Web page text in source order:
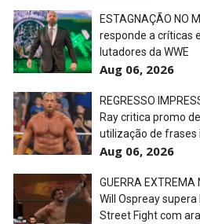
ESTAGNAÇÃO NO
responde a críticas
lutadores da WWE
Aug 06, 2026
REGRESSO
Ray critica promo
utilização de frases
Aug 06, 2026
GUERRA EXTREMA
Will Ospreay
Street Fight com